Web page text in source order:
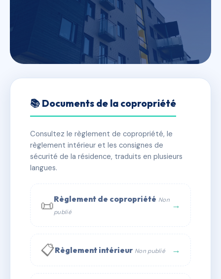
SDC 8 RUE DES RAVATTES
✓ Immatriculée 🏠 85 lots 🏗 1 bâtiment(s)
📞 Contacter Syndic Digital
📚 Documents de la copropriété
Consultez le règlement de copropriété, le
règlement intérieur et les consignes de
sécurité de la résidence, traduits en plusieurs
langues.
📜Règlement de copropriété Non
publié
→
📋Règlement intérieur Non publié →